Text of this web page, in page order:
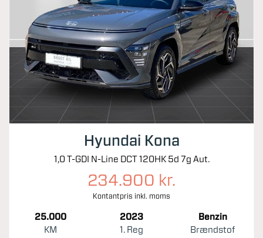
Hyundai Kona
1,0 T-GDI N-Line DCT 120HK 5d 7g Aut.
234.900 kr.
Kontantpris inkl. moms
25.000
KM
2023
1. Reg
Benzin
Brændstof